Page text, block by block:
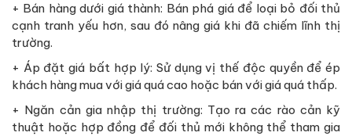
+ Bán hàng dưới giá thành: Bán phá giá để loại bỏ đối thủ
cạnh tranh yếu hơn, sau đó nâng giá khi đã chiếm lĩnh thị
trường.
+ Áp đặt giá bất hợp lý: Sử dụng vị thế độc quyền để ép
khách hàng mua với giá quá cao hoặc bán với giá quá thấp.
+ Ngăn cản gia nhập thị trường: Tạo ra các rào cản kỹ
thuật hoặc hợp đồng để đối thủ mới không thể tham gia